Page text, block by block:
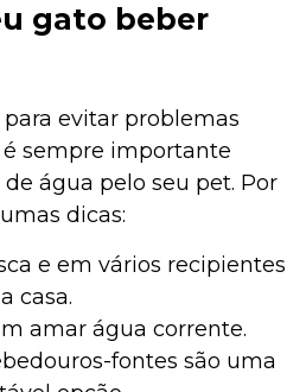
gato beber
evitar problemas
sempre importante
água pelo seu pet. Por
dicas:
e em vários recipientes
casa.
amar água corrente.
fontes são uma